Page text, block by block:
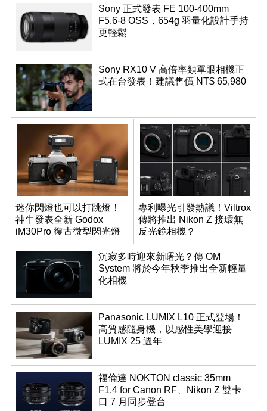
Sony 正式發表 FE 100-400mm
F5.6-8 OSS，654g 羽量化設計手持
更輕鬆
Sony RX10 V 高倍率類單眼相機正
式在台發表！建議售價 NT$ 65,980
迷你閃燈也可以打跳燈！
神牛發表全新 Godox
iM30Pro 復古微型閃光燈
專利曝光引發熱議！Viltrox
傳將推出 Nikon Z 接環無
反光鏡相機？
沉寂多時迎來新曙光？傳 OM
System 將於今年秋季推出全新輕量
化相機
Panasonic LUMIX L10 正式登場！
高質感隨身機，以感性美學迎接
LUMIX 25 週年
福倫達 NOKTON classic 35mm
F1.4 for Canon RF、Nikon Z 雙卡
口 7 月同步登台